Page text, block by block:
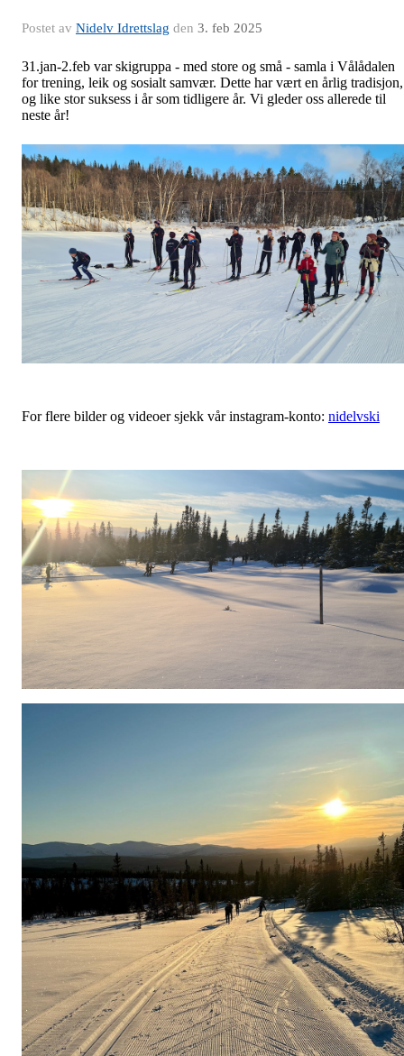
Postet av Nidelv Idrettslag den 3. feb 2025
31.jan-2.feb var skigruppa - med store og små - samla i Vålådalen
for trening, leik og sosialt samvær. Dette har vært en årlig tradisjon,
og like stor suksess i år som tidligere år. Vi gleder oss allerede til
neste år!
For flere bilder og videoer sjekk vår instagram-konto: nidelvski